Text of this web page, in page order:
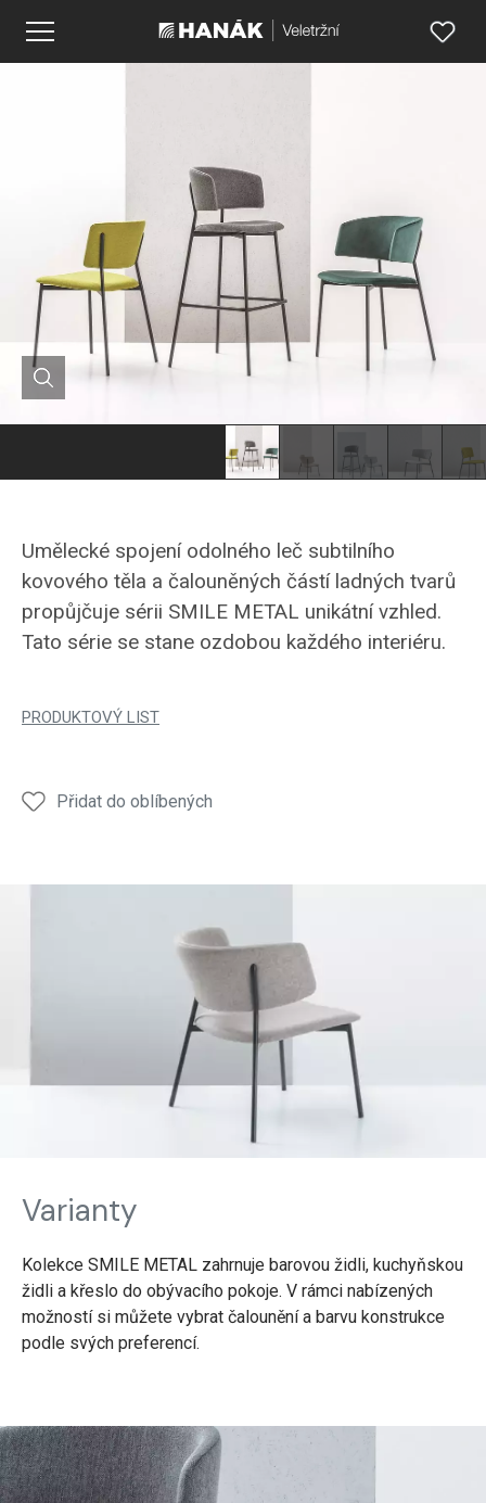
Umělecké spojení odolného leč subtilního
kovového těla a čalouněných částí ladných tvarů
propůjčuje sérii SMILE METAL unikátní vzhled.
Tato série se stane ozdobou každého interiéru.
PRODUKTOVÝ LIST
Přidat do oblíbených
Varianty
Kolekce SMILE METAL zahrnuje barovou židli, kuchyňskou
židli a křeslo do obývacího pokoje. V rámci nabízených
možností si můžete vybrat čalounění a barvu konstrukce
podle svých preferencí.